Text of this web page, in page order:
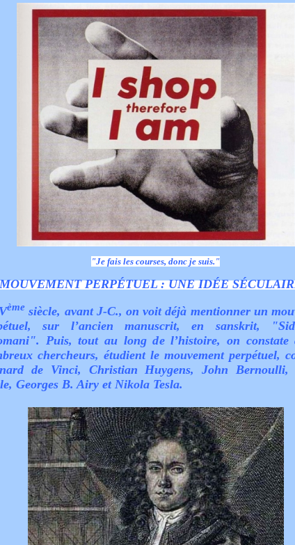
"Je fais les courses, donc je suis."
PERPÉTUEL : UNE IDÉE
ème siècle, avant J-C., on voit déjà mentionner un
sur l’ancien manuscrit, en sanskrit,
Puis, tout au long de l’histoire, on constate
chercheurs, étudient le mouvement perpétuel,
de Vinci, Christian Huygens, John Bernoulli,
Georges B. Airy et Nikola Tesla.